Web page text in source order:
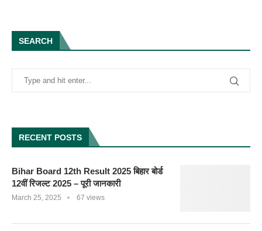
SEARCH
RECENT POSTS
Bihar Board 12th Result 2025 बिहार बोर्ड
12वीं रिजल्ट 2025 – पूरी जानकारी
March 25, 2025 67 views